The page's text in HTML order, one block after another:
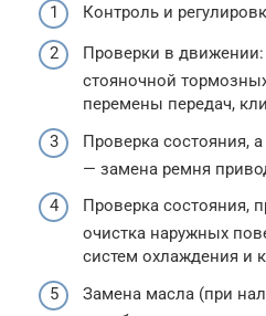
Контроль и
Проверки в
стояночной
перемены передач,
Проверка состояния,
— замена ремня
Проверка состояния,
очистка наружных
систем охлаждения и
Замена масла (при